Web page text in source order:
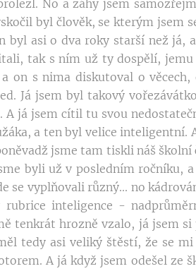
No a záhy jsem
byl člověk, se kterým jsem
byl asi o dva roky starší než já,
tak s ním už ty dospělí,
on s nima diskutoval o
Já jsem byl takový
A já jsem cítil tu svou
a ten byl velice inteligentní.
jsme tam tiskli náš
byli už v posledním ročníku,
se vyplňovali různý... no
inteligence -
tenkrát hrozně vzalo, já jsem
tedy asi veliký štěstí, že se
A já když jsem odešel ze